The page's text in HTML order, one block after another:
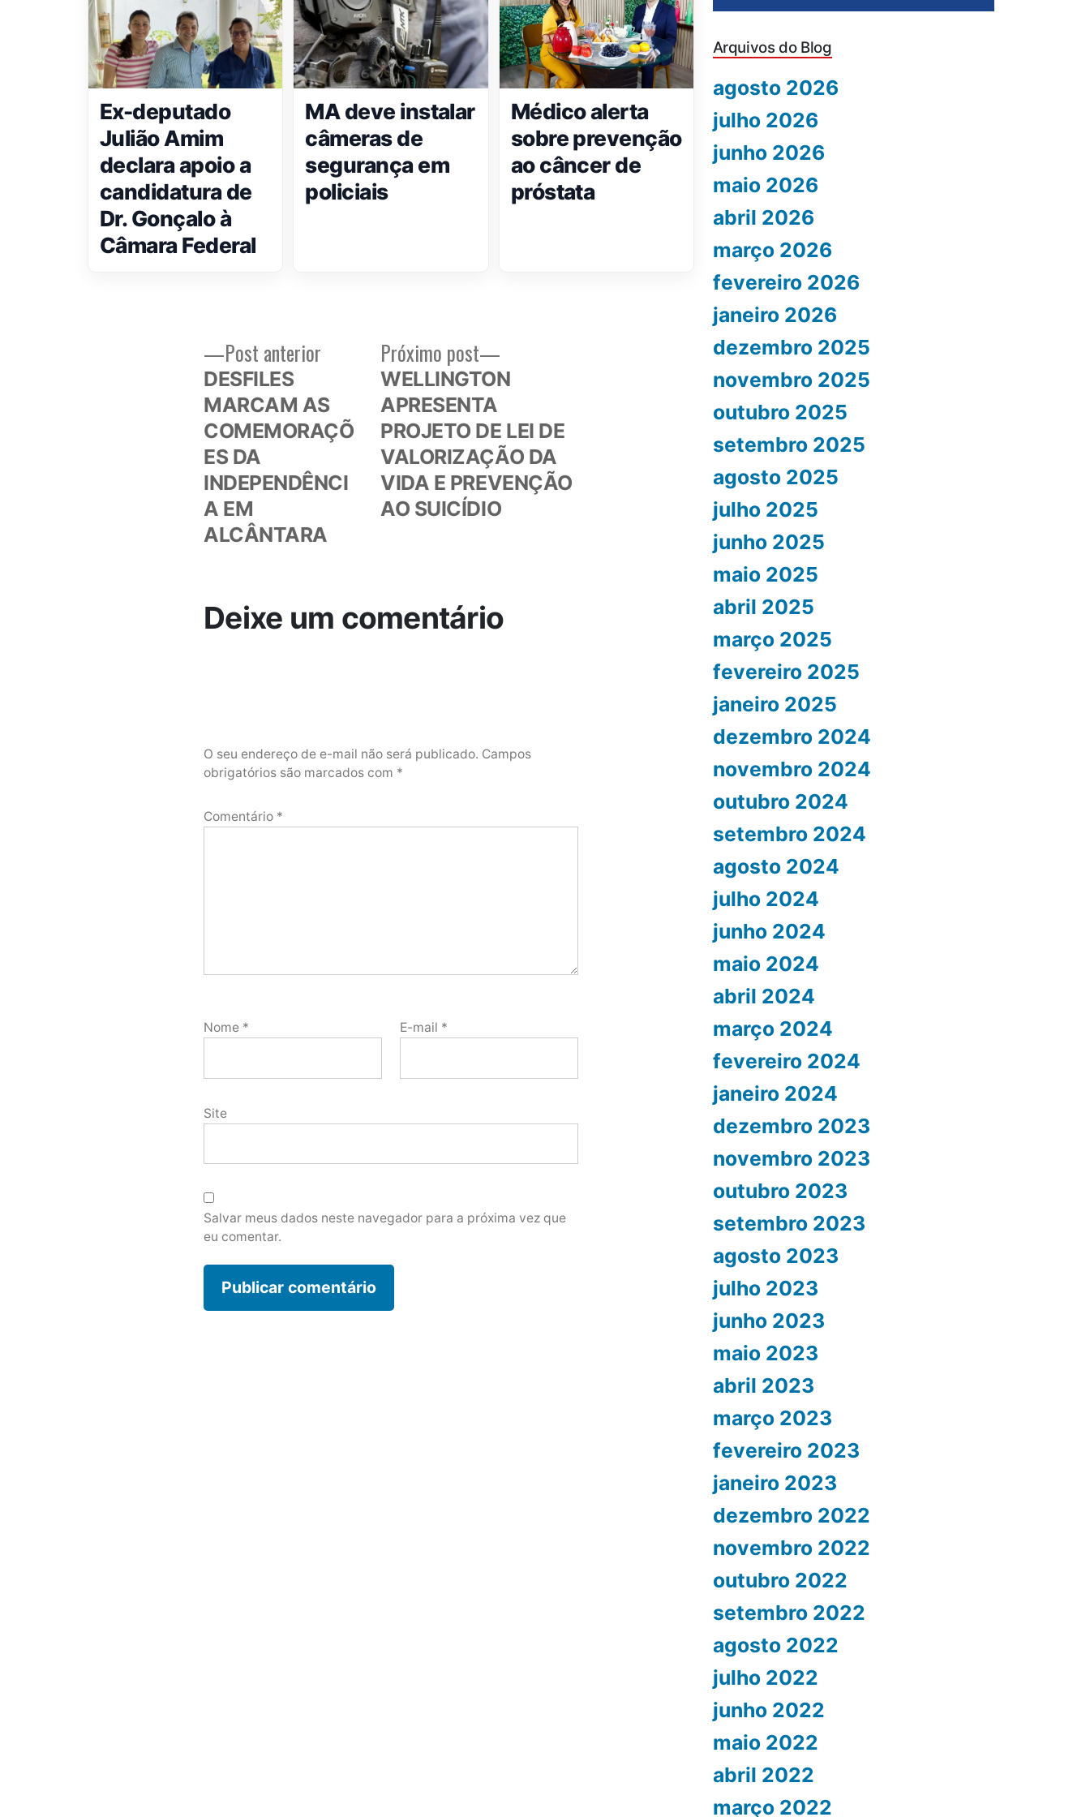
Ex-deputado
Julião Amim
declara apoio a
candidatura de
Dr. Gonçalo à
Câmara Federal
MA deve instalar
câmeras de
segurança em
policiais
Médico alerta
sobre prevenção
ao câncer de
próstata
Navegação
Post anterior
anterior:
DESFILES
MARCAM AS
COMEMORAÇÕ
ES DA
INDEPENDÊNCI
A EM
ALCÂNTARA
Próximo post
post:
WELLINGTON
APRESENTA
PROJETO DE LEI DE
VALORIZAÇÃO DA
VIDA E PREVENÇÃO
AO SUICÍDIO
Deixe um comentário
O seu endereço de e-mail não será publicado. Campos
obrigatórios são marcados com *
Comentário *
Nome * E-mail *
Site
Salvar meus dados neste navegador para a próxima vez que
eu comentar.
Arquivos do Blog
agosto 2026
julho 2026
junho 2026
maio 2026
abril 2026
março 2026
fevereiro 2026
janeiro 2026
dezembro 2025
novembro 2025
outubro 2025
setembro 2025
agosto 2025
julho 2025
junho 2025
maio 2025
abril 2025
março 2025
fevereiro 2025
janeiro 2025
dezembro 2024
novembro 2024
outubro 2024
setembro 2024
agosto 2024
julho 2024
junho 2024
maio 2024
abril 2024
março 2024
fevereiro 2024
janeiro 2024
dezembro 2023
novembro 2023
outubro 2023
setembro 2023
agosto 2023
julho 2023
junho 2023
maio 2023
abril 2023
março 2023
fevereiro 2023
janeiro 2023
dezembro 2022
novembro 2022
outubro 2022
setembro 2022
agosto 2022
julho 2022
junho 2022
maio 2022
abril 2022
março 2022